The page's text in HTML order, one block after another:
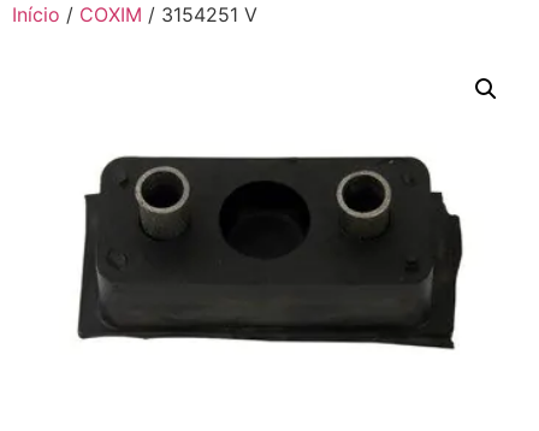
Início / COXIM / 3154251 V